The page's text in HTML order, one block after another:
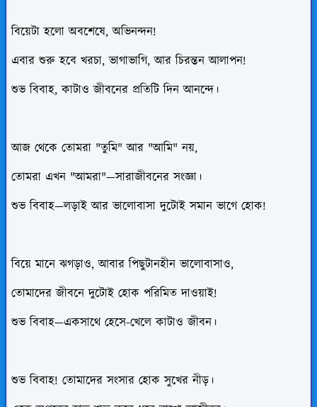
বিয়েটা হলো অবশেষে, অভিনন্দন!
এবার শুরু হবে খরচা, ভাগাভাগি, আর চিরন্তন আলাপন!
শুভ বিবাহ, কাটাও জীবনের প্রতিটি দিন আনন্দে।
আজ থেকে তোমরা "তুমি" আর "আমি" নয়,
তোমরা এখন "আমরা"—সারাজীবনের সংজ্ঞা।
শুভ বিবাহ—লড়াই আর ভালোবাসা দুটোই সমান ভাগে হোক!
বিয়ে মানে ঝগড়াও, আবার পিছুটানহীন ভালোবাসাও,
তোমাদের জীবনে দুটোই হোক পরিমিত দাওয়াই!
শুভ বিবাহ—একসাথে হেসে-খেলে কাটাও জীবন।
শুভ বিবাহ! তোমাদের সংসার হোক সুখের নীড়।